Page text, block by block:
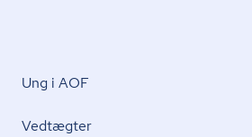
Ung i AOF
Vedtægter